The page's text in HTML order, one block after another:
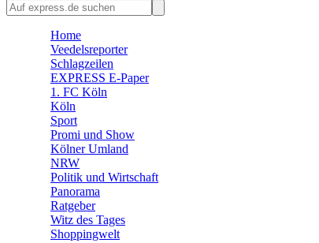
🛒 Shoppingwelt
Home
Veedelsreporter
Schlagzeilen
EXPRESS E-Paper
1. FC Köln
Köln
Sport
Promi und Show
Kölner Umland
NRW
Politik und Wirtschaft
Panorama
Ratgeber
Witz des Tages
Shoppingwelt